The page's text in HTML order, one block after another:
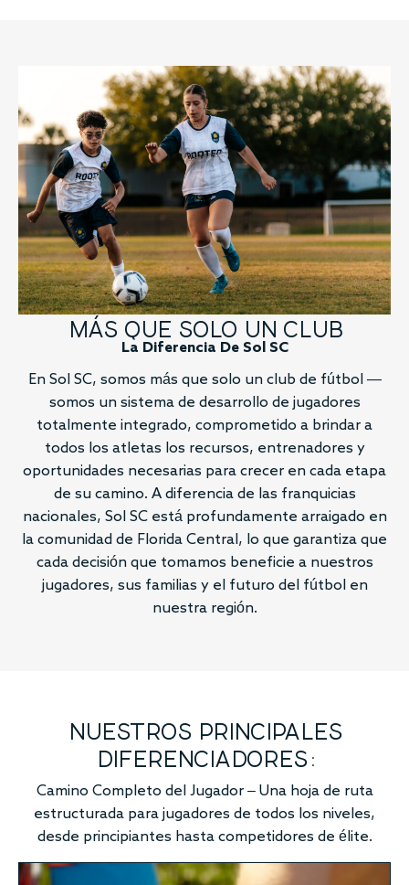
MÁS QUE SOLO UN CLUB
La Diferencia De Sol SC
En Sol SC, somos más que solo un club de fútbol —
somos un sistema de desarrollo de jugadores
totalmente integrado, comprometido a brindar a
todos los atletas los recursos, entrenadores y
oportunidades necesarias para crecer en cada etapa
de su camino. A diferencia de las franquicias
nacionales, Sol SC está profundamente arraigado en
la comunidad de Florida Central, lo que garantiza que
cada decisión que tomamos beneficie a nuestros
jugadores, sus familias y el futuro del fútbol en
nuestra región.
NUESTROS PRINCIPALES
DIFERENCIADORES:
Camino Completo del Jugador – Una hoja de ruta
estructurada para jugadores de todos los niveles,
desde principiantes hasta competidores de élite.